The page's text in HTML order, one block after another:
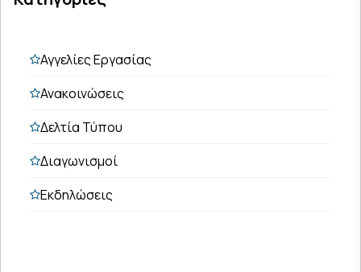
Αγγελίες Εργασίας
Ανακοινώσεις
Δελτία Τύπου
Διαγωνισμοί
Εκδηλώσεις